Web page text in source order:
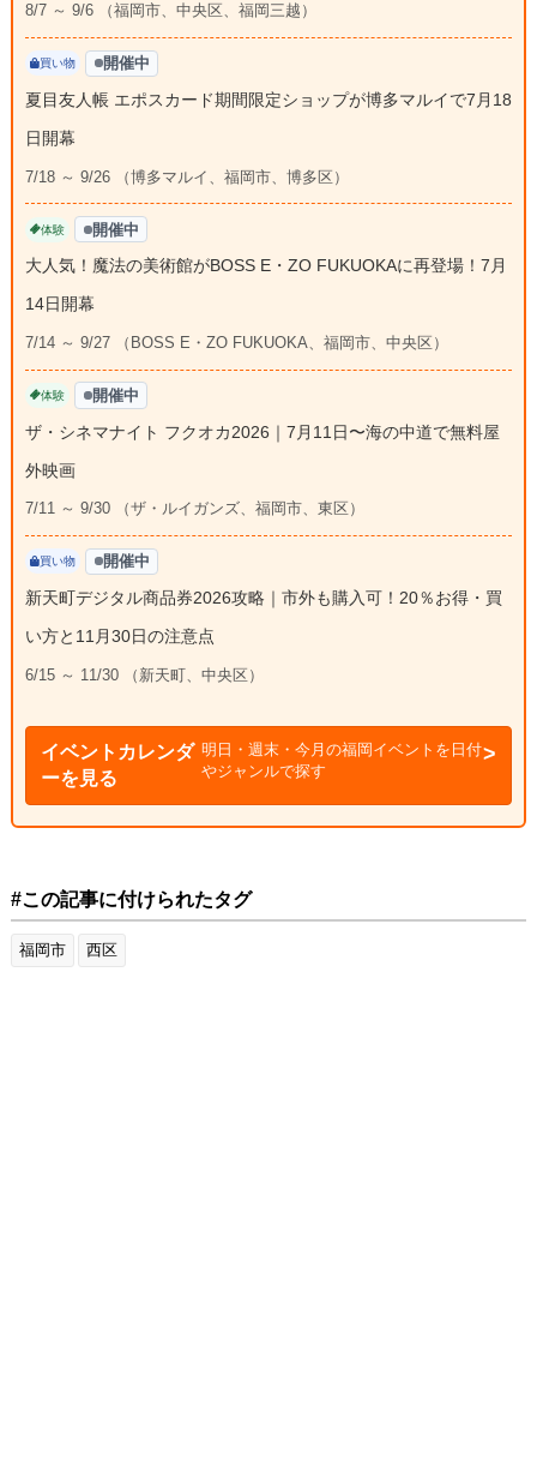
8/7 ～ 9/6 （福岡市、中央区、福岡三越）
買い物 開催中
夏目友人帳 エポスカード期間限定ショップが博多マルイで7月18
日開幕
7/18 ～ 9/26 （博多マルイ、福岡市、博多区）
体験 開催中
大人気！魔法の美術館がBOSS E・ZO FUKUOKAに再登場！7月
14日開幕
7/14 ～ 9/27 （BOSS E・ZO FUKUOKA、福岡市、中央区）
体験 開催中
ザ・シネマナイト フクオカ2026｜7月11日〜海の中道で無料屋
外映画
7/11 ～ 9/30 （ザ・ルイガンズ、福岡市、東区）
買い物 開催中
新天町デジタル商品券2026攻略｜市外も購入可！20％お得・買
い方と11月30日の注意点
6/15 ～ 11/30 （新天町、中央区）
イベントカレンダ
ーを見る
明日・週末・今月の福岡イベントを日付
やジャンルで探す
#この記事に付けられたタグ
福岡市 西区